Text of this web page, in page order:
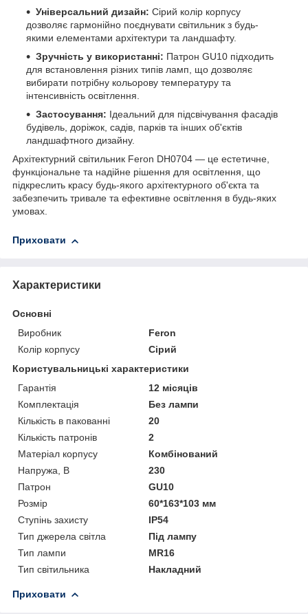
Універсальний дизайн: Сірий колір корпусу
дозволяє гармонійно поєднувати світильник з будь-
якими елементами архітектури та ландшафту.
Зручність у використанні: Патрон GU10 підходить
для встановлення різних типів ламп, що дозволяє
вибирати потрібну кольорову температуру та
інтенсивність освітлення.
Застосування: Ідеальний для підсвічування фасадів
будівель, доріжок, садів, парків та інших об'єктів
ландшафтного дизайну.
Архітектурний світильник Feron DH0704 — це естетичне,
функціональне та надійне рішення для освітлення, що
підкреслить красу будь-якого архітектурного об'єкта та
забезпечить тривале та ефективне освітлення в будь-яких
умовах.
Приховати
Характеристики
Основні
Виробник
Feron
Колір корпусу
Сірий
Користувальницькі характеристики
Гарантія
12 місяців
Комплектація
Без лампи
Кількість в пакованні
20
Кількість патронів
2
Матеріал корпусу
Комбінований
Напружа, В
230
Патрон
GU10
Розмір
60*163*103 мм
Ступінь захисту
IP54
Тип джерела світла
Під лампу
Тип лампи
MR16
Тип світильника
Накладний
Приховати